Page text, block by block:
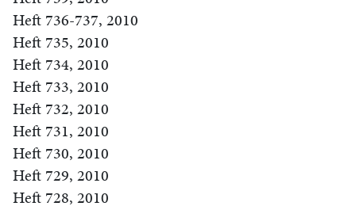
Heft 736-737, 2010
Heft 735, 2010
Heft 734, 2010
Heft 733, 2010
Heft 732, 2010
Heft 731, 2010
Heft 730, 2010
Heft 729, 2010
Heft 728, 2010